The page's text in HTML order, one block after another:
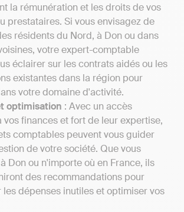
la rémunération et les droits de vos
prestataires. Si vous envisagez de
résidents du Nord, à Don ou dans
votre expert-comptable
éclairer sur les contrats aidés ou les
existantes dans la région pour
votre domaine d'activité.
optimisation : Avec un accès
vos finances et fort de leur expertise,
comptables peuvent vous guider
de votre société. Que vous
Don ou n'importe où en France, ils
des recommandations pour
les dépenses inutiles et optimiser vos